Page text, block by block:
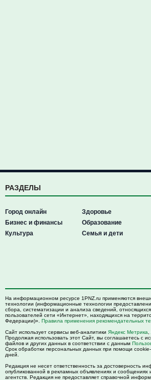
РАЗДЕЛЫ
Город онлайн
Бизнес и финансы
Культура
Здоровье
Образование
Семья и дети
На информационном ресурсе 1PNZ.ru применяются
технологии (информационные технологии
сбора, систематизации и анализа сведений,
пользователей сети «Интернет», находящихся на
Федерации)». Правила применения рекомендательных
Сайт использует сервисы веб-аналитики Яндекс Метрика
Продолжая использовать этот Сайт, вы соглашаетесь с
файлов и других данных в соответствии с данным
Срок обработки персональных данных при помощи
дней.
Редакция не несет ответственность за достоверность
опубликованной в рекламных объявлениях и
агентств. Редакция не предоставляет справочной